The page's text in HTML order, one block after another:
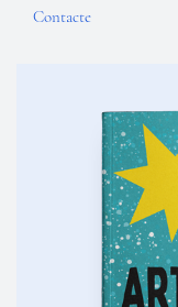
Contacte